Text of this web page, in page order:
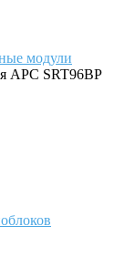
модули
APC SRT96BP